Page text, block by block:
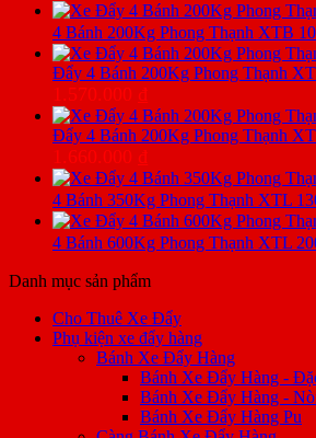
4 Bánh 200Kg Phong Thạnh XTB
Đẩy 4 Bánh 200Kg Phong Thạnh
1.570.000 ₫
Đẩy 4 Bánh 200Kg Phong Thạnh
1.660.000 ₫
4 Bánh 350Kg Phong Thạnh XTL
4 Bánh 600Kg Phong Thạnh XTL
Danh mục sản phẩm
Cho Thuê Xe Đẩy
Phụ kiện xe đẩy hàng
Bánh Xe Đẩy Hàng
Bánh Xe Đẩy Hàng -
Bánh Xe Đẩy Hàng -
Bánh Xe Đẩy Hàng Pu